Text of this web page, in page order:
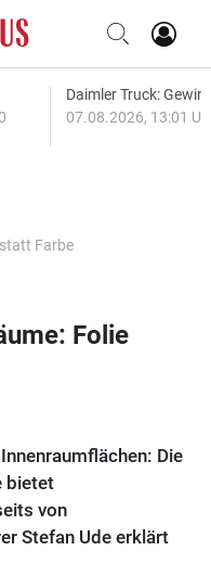
Daimler Truck:
07.08.2026, 13:01
Farbe
Folie
Die
bietet
von
Stefan Ude erklärt